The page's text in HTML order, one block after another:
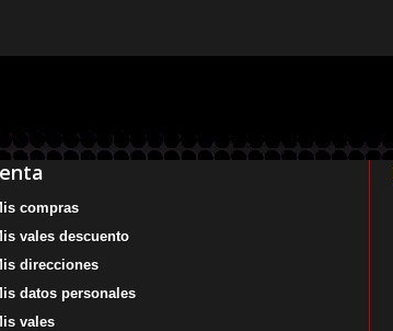
compras
vales descuento
direcciones
datos personales
vales